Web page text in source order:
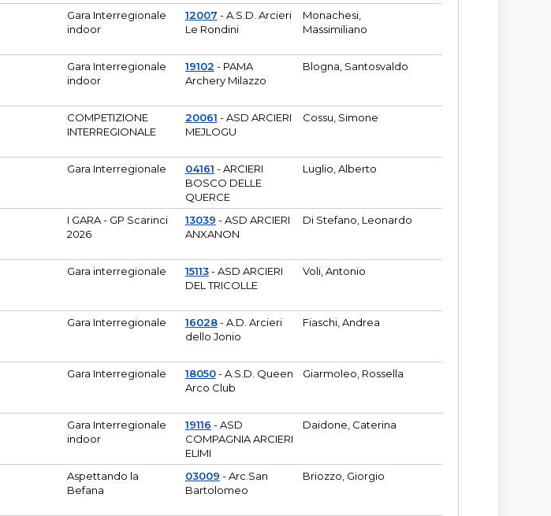
Gara Interregionale
indoor
12007 - A.S.D. Arcieri
Le Rondini
Monachesi,
Massimiliano
Gara Interregionale
indoor
19102 - PAMA
Archery Milazzo
Blogna, Santosvaldo
COMPETIZIONE
INTERREGIONALE
20061 - ASD ARCIERI
MEJLOGU
Cossu, Simone
Gara Interregionale 04161 - ARCIERI
BOSCO DELLE
QUERCE
Luglio, Alberto
I GARA - GP Scarinci
2026
13039 - ASD ARCIERI
ANXANON
Di Stefano, Leonardo
Gara interregionale 15113- ASD ARCIERI
DEL TRICOLLE
Voli, Antonio
Gara Interregionale 16028- A.D. Arcieri
dello Jonio
Fiaschi, Andrea
Gara Interregionale 18050- A.S.D. Queen
Arco Club
Giarmoleo, Rossella
Gara Interregionale
indoor
19116 - ASD
COMPAGNIA ARCIERI
ELIMI
Daidone, Caterina
Aspettando la
Befana
03009 - Arc.San
Bartolomeo
Briozzo, Giorgio